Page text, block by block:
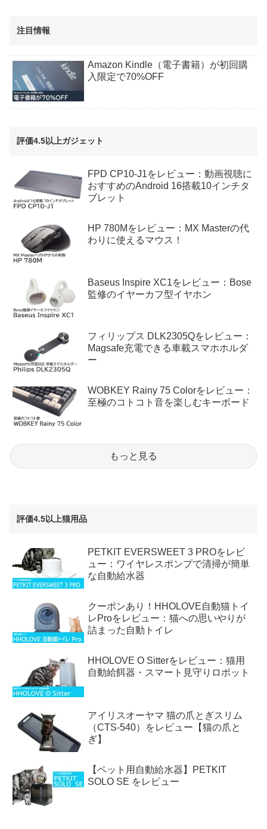
注目情報
Amazon Kindle（電子書籍）が初回購
入限定で70%OFF
評価4.5以上ガジェット
FPD CP10-J1をレビュー：動画視聴に
おすすめのAndroid 16搭載10インチタ
ブレット
HP 780Mをレビュー：MX Masterの代
わりに使えるマウス！
Baseus Inspire XC1をレビュー：Bose
監修のイヤーカフ型イヤホン
フィリップス DLK2305Qをレビュー：
Magsafe充電できる車載スマホホルダ
ー
WOBKEY Rainy 75 Colorをレビュー：
至極のコトコト音を楽しむキーボード
もっと見る
評価4.5以上猫用品
PETKIT EVERSWEET 3 PROをレビ
ュー：ワイヤレスポンプで清掃が簡単
な自動給水器
クーポンあり！HHOLOVE自動猫トイ
レProをレビュー：猫への思いやりが
詰まった自動トイレ
HHOLOVE O Sitterをレビュー：猫用
自動給餌器・スマート見守りロボット
アイリスオーヤマ 猫の爪とぎスリム
（CTS-540）をレビュー【猫の爪と
ぎ】
【ペット用自動給水器】PETKIT
SOLO SE をレビュー